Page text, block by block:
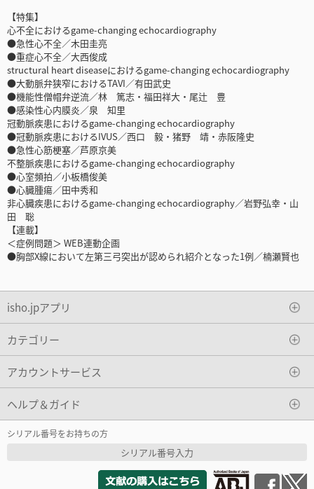
【特集】
心不全におけるgame-changing echocardiography
●急性心不全／木田圭亮
●重症心不全／大西俊成
structural heart diseaseにおけるgame-changing echocardiography
●大動脈弁狭窄におけるTAVI／有田武史
●機能性僧帽弁逆流／林 篤志・福田祥大・尾辻 豊
●感染性心内膜炎／泉 知里
冠動脈疾患におけるgame-changing echocardiography
●冠動脈疾患におけるIVUS／西口 毅・猪野 靖・赤阪隆史
●急性心筋梗塞／芦原京美
不整脈疾患におけるgame-changing echocardiography
●心室頻拍／小板橋俊美
●心臓腫瘍／田中秀和
非心臓疾患におけるgame-changing echocardiography／岩野弘幸・山
田 聡
【連載】
＜症例問題＞ WEB連動企画
●胸部X線において左第三弓突出が認められ紹介となった1例／楠瀬賢也
isho.jpアプリ
カテゴリー
アカウントサービス
ヘルプ＆ガイド
シリアル番号をお持ちの方
シリアル番号入力